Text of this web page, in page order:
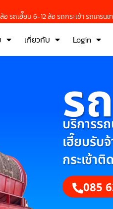
รถเฮี๊ยบ 6-12 ล้อ รถกระเช้า รถเครน
เกี่ยวกับ Login
ร
บริการร
เฮี๊ยบรับ
กระเช้า
085